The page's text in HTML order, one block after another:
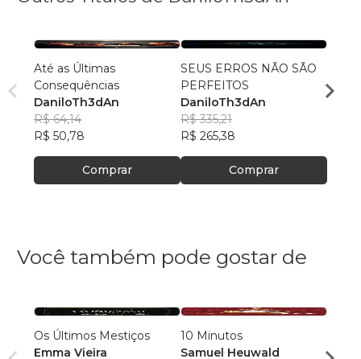
Até as Últimas
Consequências
DaniloTh3dAn
R$ 64,14
R$ 50,78
Comprar
SEUS ERROS NÃO SÃO
PERFEITOS
DaniloTh3dAn
R$ 335,21
R$ 265,38
Comprar
Você também pode gostar de
Os Últimos Mestiços
Emma Vieira
10 Minutos
Samuel Heuwald